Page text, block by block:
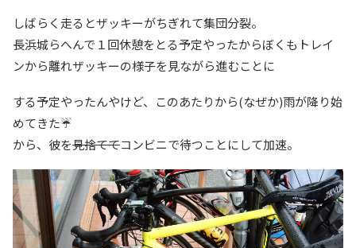
しばらく走るとザッキーがちぎれて集団分裂。
長浜城らへんで１回休憩をとる予定やったからぼくもトレイ
ンから離れザッキーの様子を見ながら進むことに
する予定やったんやけど、このあたりから(なぜか)雨が降り始
めてきた☔
から、彼を見捨ててコンビニで待つことにして加速。